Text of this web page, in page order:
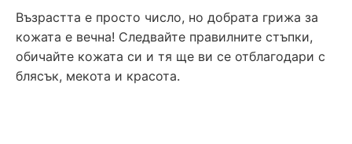
Възрастта е просто число, но добрата грижа за
кожата е вечна! Следвайте правилните стъпки,
обичайте кожата си и тя ще ви се отблагодари с
блясък, мекота и красота.